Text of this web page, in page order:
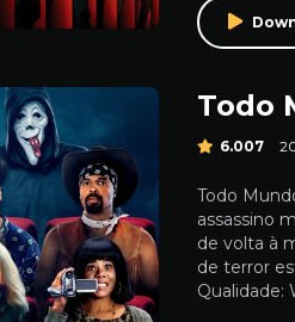
Todo
6.007
Todo
assassino
de volta à
de terror
Qualidade: